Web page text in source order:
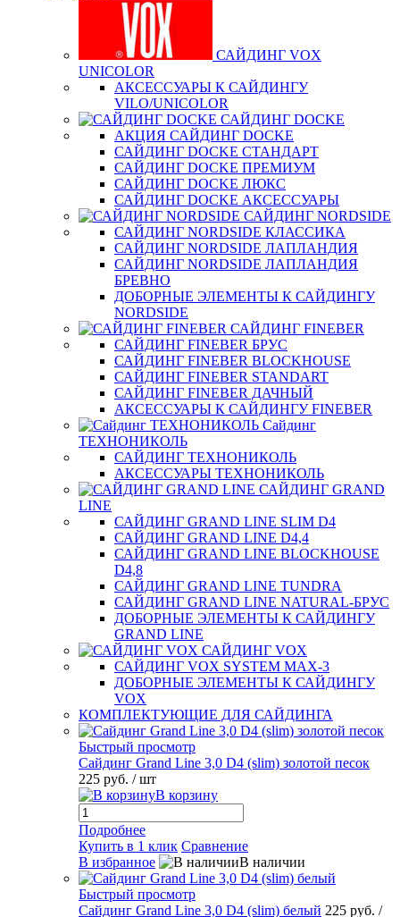
САЙДИНГ VOX
UNICOLOR
АКСЕССУАРЫ К САЙДИНГУ
VILO/UNICOLOR
САЙДИНГ DOCKE
АКЦИЯ САЙДИНГ DOCKE
САЙДИНГ DOCKE СТАНДАРТ
САЙДИНГ DOCKE ПРЕМИУМ
САЙДИНГ DOCKE ЛЮКС
САЙДИНГ DOCKE АКСЕССУАРЫ
САЙДИНГ NORDSIDE
САЙДИНГ NORDSIDE КЛАССИКА
САЙДИНГ NORDSIDE ЛАПЛАНДИЯ
САЙДИНГ NORDSIDE ЛАПЛАНДИЯ
БРЕВНО
ДОБОРНЫЕ ЭЛЕМЕНТЫ К САЙДИНГУ
NORDSIDE
САЙДИНГ FINEBER
САЙДИНГ FINEBER БРУС
САЙДИНГ FINEBER BLOCKHOUSE
САЙДИНГ FINEBER STANDART
САЙДИНГ FINEBER ДАЧНЫЙ
АКСЕССУАРЫ К САЙДИНГУ FINEBER
Сайдинг
ТЕХНОНИКОЛЬ
САЙДИНГ ТЕХНОНИКОЛЬ
АКСЕССУАРЫ ТЕХНОНИКОЛЬ
САЙДИНГ GRAND
LINE
САЙДИНГ GRAND LINE SLIM D4
САЙДИНГ GRAND LINE D4,4
САЙДИНГ GRAND LINE BLOCKHOUSE
D4,8
САЙДИНГ GRAND LINE TUNDRA
САЙДИНГ GRAND LINE NATURAL-БРУС
ДОБОРНЫЕ ЭЛЕМЕНТЫ К САЙДИНГУ
GRAND LINE
САЙДИНГ VOX
САЙДИНГ VOX SYSTEM MAX-3
ДОБОРНЫЕ ЭЛЕМЕНТЫ К САЙДИНГУ
VOX
КОМПЛЕКТУЮЩИЕ ДЛЯ САЙДИНГА
Быстрый просмотр
Сайдинг Grand Line 3,0 D4 (slim) золотой песок
225 руб. / шт
В корзину
Подробнее
Купить в 1 клик Сравнение
В избранное
В наличии
Быстрый просмотр
Сайдинг Grand Line 3,0 D4 (slim) белый 225 руб. /